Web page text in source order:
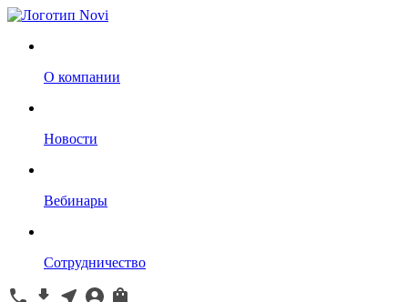
О компании
Новости
Вебинары
Сотрудничество